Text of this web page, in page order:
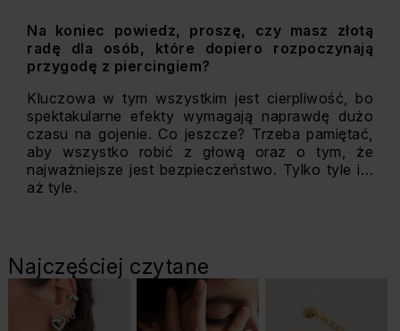
Na koniec powiedz, proszę, czy masz złotą
radę dla osób, które dopiero rozpoczynają
przygodę z piercingiem?
Kluczowa w tym wszystkim jest cierpliwość, bo
spektakularne efekty wymagają naprawdę dużo
czasu na gojenie. Co jeszcze? Trzeba pamiętać,
aby wszystko robić z głową oraz o tym, że
najważniejsze jest bezpieczeństwo. Tylko tyle i…
aż tyle.
Najczęściej czytane